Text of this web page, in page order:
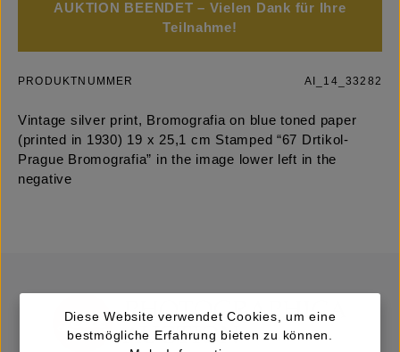
AUKTION BEENDET – Vielen Dank für Ihre
Teilnahme!
PRODUKTNUMMER AI_14_33282
Vintage silver print, Bromografia on blue toned paper
(printed in 1930) 19 x 25,1 cm Stamped “67 Drtikol-
Prague Bromografia” in the image lower left in the
negative
Diese Website verwendet Cookies, um eine
bestmögliche Erfahrung bieten zu können.